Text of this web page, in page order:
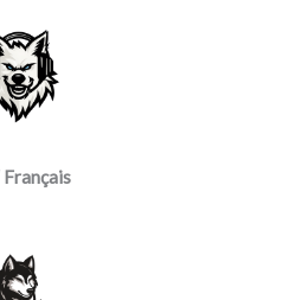
Français